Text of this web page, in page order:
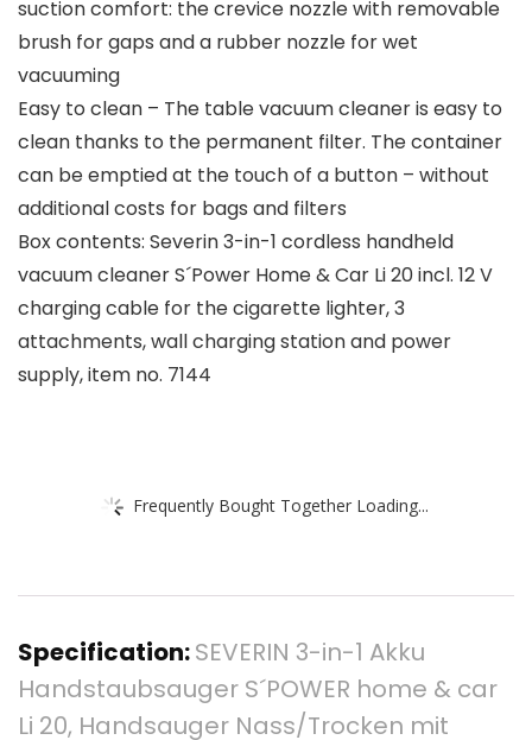
suction comfort: the crevice nozzle with removable
brush for gaps and a rubber nozzle for wet
vacuuming
Easy to clean – The table vacuum cleaner is easy to
clean thanks to the permanent filter. The container
can be emptied at the touch of a button – without
additional costs for bags and filters
Box contents: Severin 3-in-1 cordless handheld
vacuum cleaner S´Power Home & Car Li 20 incl. 12 V
charging cable for the cigarette lighter, 3
attachments, wall charging station and power
supply, item no. 7144
Frequently Bought Together Loading...
Specification:SEVERIN 3-in-1 Akku
Handstaubsauger S´POWER home & car
Li 20, Handsauger Nass/Trocken mit